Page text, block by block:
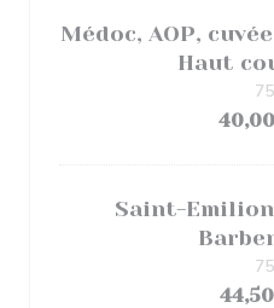
Médoc, AOP,
Haut
Saint-